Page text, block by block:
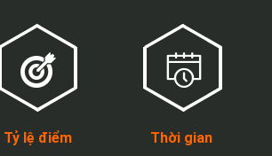
Tỷ lệ điểm
Thời gian